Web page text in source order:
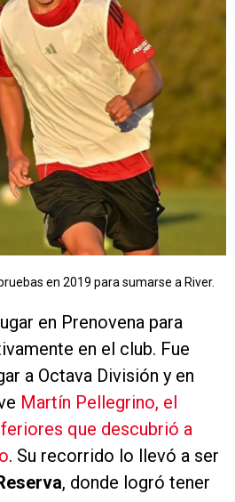
en 2019 para sumarse a River.
en Prenovena para
en el club. Fue
a Octava División y en
Martín Pellegrino, el
que descubrió a
. Su recorrido lo llevó a ser
, donde logró tener